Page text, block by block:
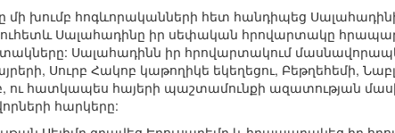
խումբ հոգևորականների հետ հանդիպեց
Սալահադինը իր սեփական հրովարտակը
Սալահադինն իր հրովարտակում
Սուրբ Հակոբ կաթողիկե եկեղեցու, Բեթղեհեմի,
ու հատկապես հայերի պաշտամունքի ազատության
հարկերը: